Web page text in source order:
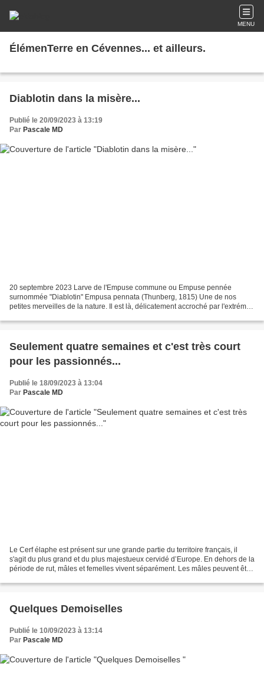
MENU
ÉlémenTerre en Cévennes... et ailleurs.
Diablotin dans la misère...
Publié le 20/09/2023 à 13:19
Par Pascale MD
20 septembre 2023 Larve de l'Empuse commune ou Empuse pennée
surnommée "Diablotin" Empusa pennata (Thunberg, 1815) Une de nos
petites merveilles de la nature. Il est là, délicatement accroché par l'extrémité
Seulement quatre semaines et c'est très court
pour les passionnés...
Publié le 18/09/2023 à 13:04
Par Pascale MD
Le Cerf élaphe est présent sur une grande partie du territoire français, il
s'agit du plus grand et du plus majestueux cervidé d’Europe. En dehors de la
période de rut, mâles et femelles vivent séparément. Les mâles peuvent être
Quelques Demoiselles
Publié le 10/09/2023 à 13:14
Par Pascale MD